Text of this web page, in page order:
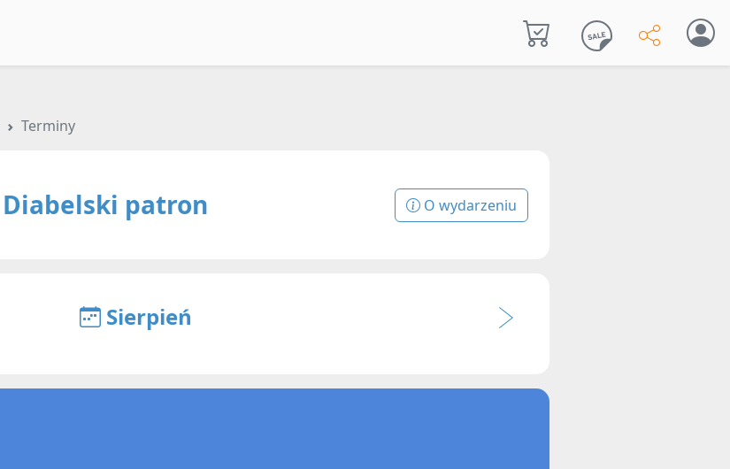
Terminy
Diabelski patron O wydarzeniu
Sierpień